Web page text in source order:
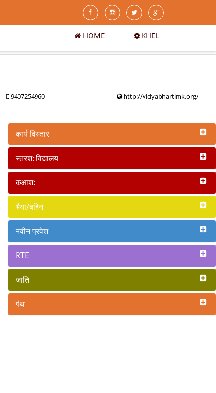
HOME KHEL
9407254960
http://vidyabhartimk.org/
कार्य विस्तार
स्तरश: विद्यालय
कक्षाश:
भैया/बहिन
नवीन प्रवेश
RTE
जाति
पंथ